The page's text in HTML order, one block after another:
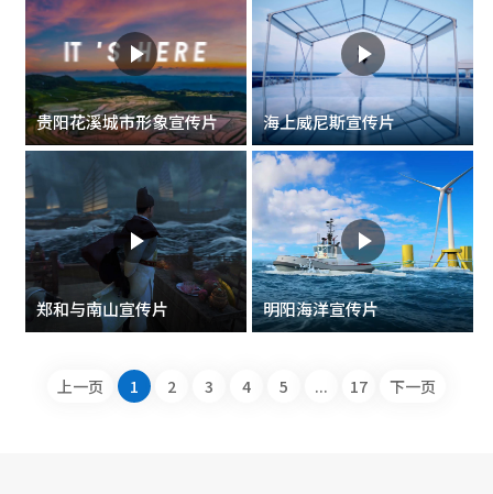
贵阳花溪城市形象宣传片 海上威尼斯宣传片
郑和与南山宣传片 明阳海洋宣传片
上一页 1 2 3 4 5 ... 17 下一页